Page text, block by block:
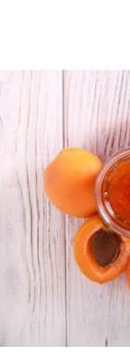
CONCORSI
EVENTI
VIDEO
TV
PRINCIPATO
DI